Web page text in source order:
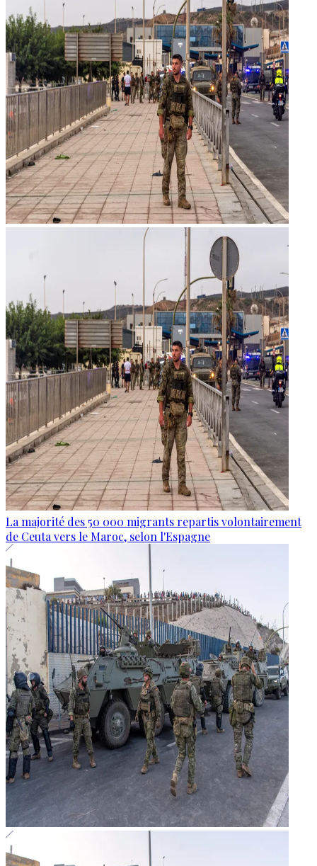
La majorité des 50 000 migrants repartis volontairement
de Ceuta vers le Maroc, selon l'Espagne